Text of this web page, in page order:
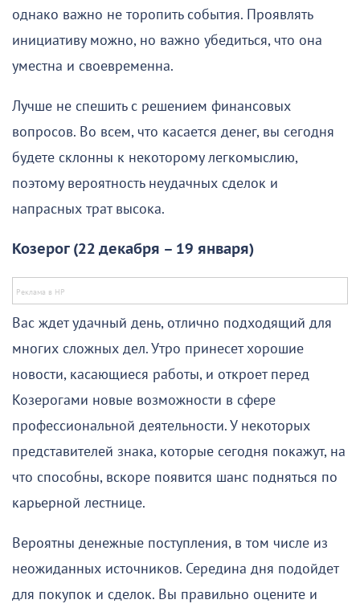
однако важно не торопить события. Проявлять
инициативу можно, но важно убедиться, что она
уместна и своевременна.
Лучше не спешить с решением финансовых
вопросов. Во всем, что касается денег, вы сегодня
будете склонны к некоторому легкомыслию,
поэтому вероятность неудачных сделок и
напрасных трат высока.
Козерог (22 декабря – 19 января)
Вас ждет удачный день, отлично подходящий для
многих сложных дел. Утро принесет хорошие
новости, касающиеся работы, и откроет перед
Козерогами новые возможности в сфере
профессиональной деятельности. У некоторых
представителей знака, которые сегодня покажут, на
что способны, вскоре появится шанс подняться по
карьерной лестнице.
Вероятны денежные поступления, в том числе из
неожиданных источников. Середина дня подойдет
для покупок и сделок. Вы правильно оцените и